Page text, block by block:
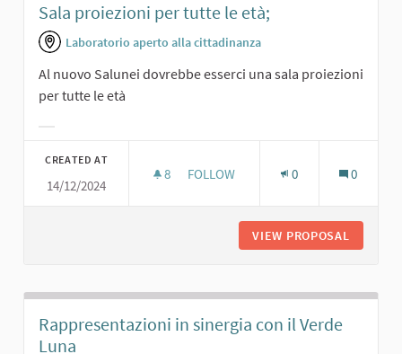
Sala proiezioni per tutte le età;
Laboratorio aperto alla cittadinanza
Al nuovo Salunei dovrebbe esserci una sala proiezioni
per tutte le età
CREATED AT
14/12/2024
8 8 FOLLOWERS
FOLLOW 0 0
VIEW PROPOSAL
Rappresentazioni in sinergia con il Verde
Luna